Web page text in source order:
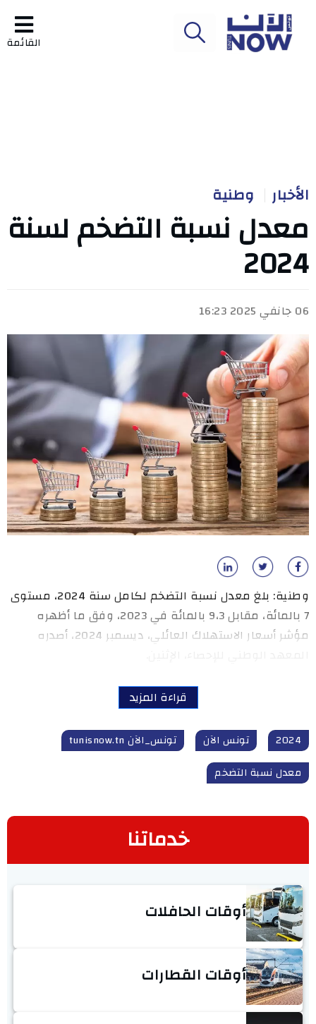
القائمة
الأخبار وطنية
معدل نسبة التضخم لسنة
2024
06 جانفي 2025 16:23
وطنية: بلغ معدل نسبة التضخم لكامل سنة 2024، مستوى
7 بالمائة، مقابل 9،3 بالمائة في 2023، وفق ما أظهره
مؤشر أسعار الاستهلاك العائلي، ديسمبر 2024، أصدره
قراءة المزيد
2024 تونس الآن
تونس_الآن tunisnow.tn
معدل نسبة التضخم
خدماتنا
أوقات الحافلات
أوقات القطارات